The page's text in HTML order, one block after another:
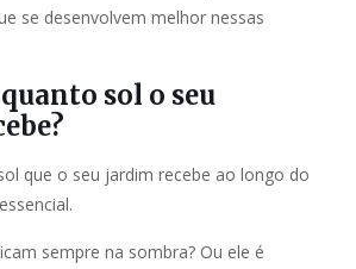
se desenvolvem melhor nessas
sol o seu
que o seu jardim recebe ao longo do
sempre na sombra? Ou ele é